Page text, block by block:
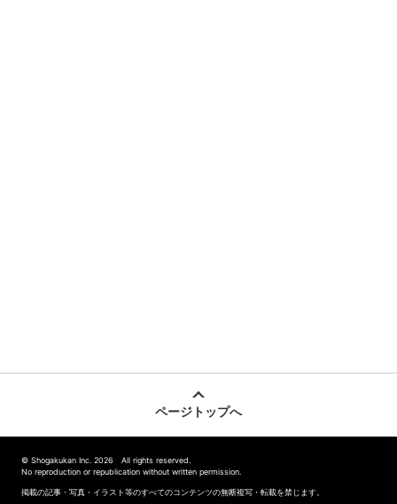
ページトップへ
© Shogakukan Inc. 2026 All rights reserved.
No reproduction or republication without written permission.
掲載の記事・写真・イラスト等のすべてのコンテンツの無断複写・転載を禁じます。